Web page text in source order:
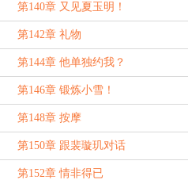
第140章 又见夏玉明！
第142章 礼物
第144章 他单独约我？
第146章 锻炼小雪！
第148章 按摩
第150章 跟裴璇玑对话
第152章 情非得已